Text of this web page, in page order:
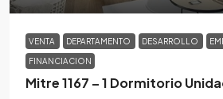
VENTA DEPARTAMENTO DESARROLLO
FINANCIACION
Mitre 1167 – 1 Dormitorio